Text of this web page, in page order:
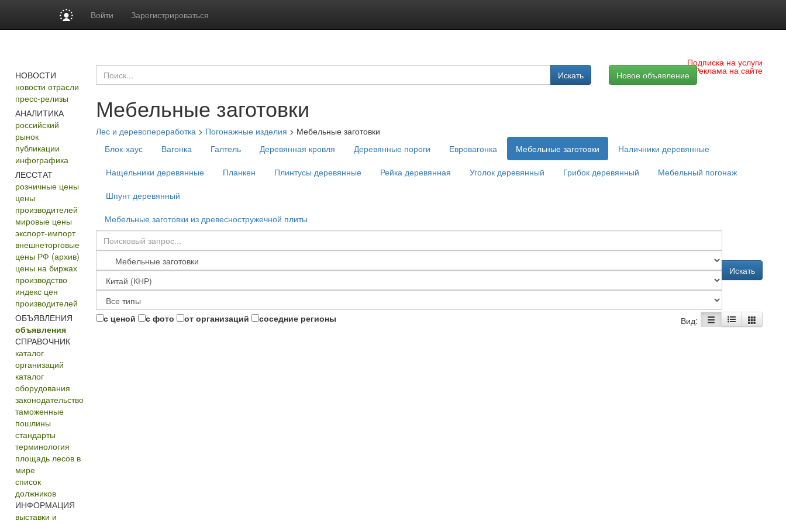
Войти Зарегистрироваться
НОВОСТИ
новости отрасли
пресс-релизы
АНАЛИТИКА
российский
рынок
публикации
инфографика
ЛЕССТАТ
розничные цены
цены
производителей
мировые цены
экспорт-импорт
внешнеторговые
цены РФ (архив)
цены на биржах
производство
индекс цен
производителей
ОБЪЯВЛЕНИЯ
объявления
СПРАВОЧНИК
каталог
организаций
каталог
оборудования
законодательство
таможенные
пошлины
стандарты
терминология
площадь лесов в
мире
список
должников
ИНФОРМАЦИЯ
выставки и
Подписка на услуги
Реклама на сайте
Искать Новое объявление
Мебельные заготовки
Лес и деревопереработка> Погонажные изделия > Мебельные заготовки
Блок-хаус
Вагонка Галтель Деревянная кровля Деревянные пороги Евровагонка Мебельные заготовки
Наличники деревянные
Нащельники деревянные
Планкен Плинтусы деревянные Рейка деревянная Уголок деревянный Грибок деревянный
Мебельный погонаж
Шпунт деревянный
Мебельные заготовки из древесностружечной плиты
Искать
с ценой с фото от организаций соседние регионы Вид: